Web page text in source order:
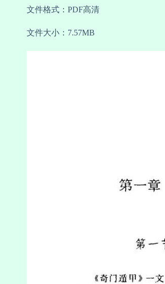
文件格式：PDF高清
文件大小：7.57MB